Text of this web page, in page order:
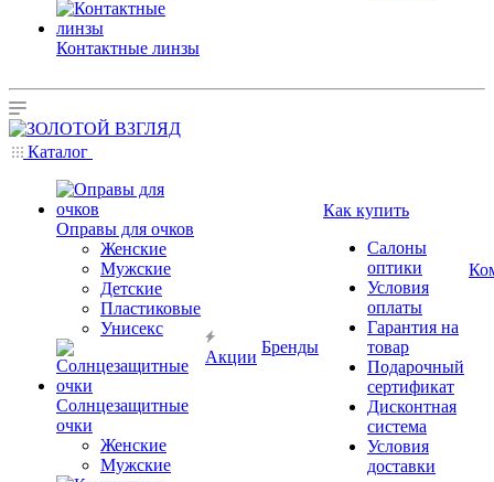
Контактные линзы
Каталог
Оправы для очков
Женские
Мужские
Детские
Пластиковые
Унисекс
Солнцезащитные
очки
Женские
Мужские
Акции
Бренды
Как купить
Салоны
оптики
Условия
оплаты
Гарантия на
товар
Подарочный
сертификат
Дисконтная
система
Условия
доставки